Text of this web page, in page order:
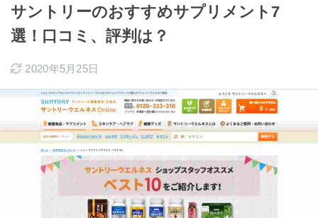
サントリーのおすすめサプリメント7
選！口コミ、評判は？
2020年5月25日